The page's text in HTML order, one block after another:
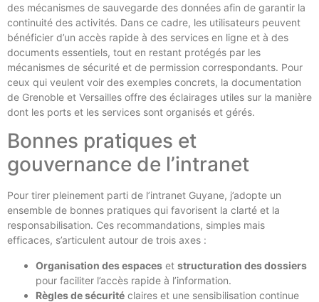
des mécanismes de sauvegarde des données afin de garantir la
continuité des activités. Dans ce cadre, les utilisateurs peuvent
bénéficier d’un accès rapide à des services en ligne et à des
documents essentiels, tout en restant protégés par les
mécanismes de sécurité et de permission correspondants. Pour
ceux qui veulent voir des exemples concrets, la documentation
de Grenoble et Versailles offre des éclairages utiles sur la manière
dont les ports et les services sont organisés et gérés.
Bonnes pratiques et
gouvernance de l’intranet
Pour tirer pleinement parti de l’intranet Guyane, j’adopte un
ensemble de bonnes pratiques qui favorisent la clarté et la
responsabilisation. Ces recommandations, simples mais
efficaces, s’articulent autour de trois axes :
Organisation des espaces et structuration des dossiers
pour faciliter l’accès rapide à l’information.
Règles de sécurité claires et une sensibilisation continue